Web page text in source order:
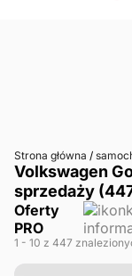
Strona główna /
Volkswagen
sprzedaży
Oferty
PRO
1 - 10 z 447